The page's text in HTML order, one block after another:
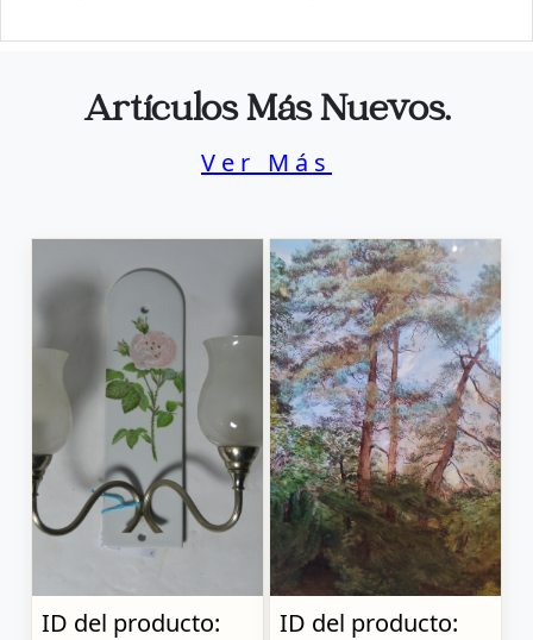
Artículos Más Nuevos.
Ver Más
ID del producto:
ID del producto: